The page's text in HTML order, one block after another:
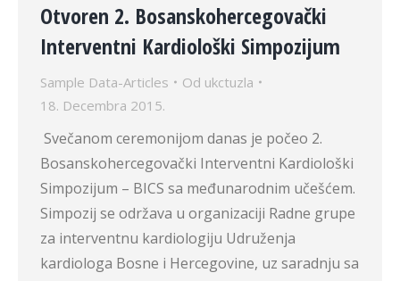
Otvoren 2. Bosanskohercegovački
Interventni Kardiološki Simpozijum
Sample Data-Articles Od ukctuzla
18. Decembra 2015.
Svečanom ceremonijom danas je počeo 2.
Bosanskohercegovački Interventni Kardiološki
Simpozijum – BICS sa međunarodnim učešćem.
Simpozij se održava u organizaciji Radne grupe
za interventnu kardiologiju Udruženja
kardiologa Bosne i Hercegovine, uz saradnju sa